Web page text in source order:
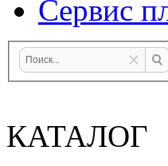
Сервис
КАТАЛОГ